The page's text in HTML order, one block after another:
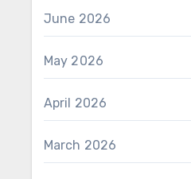
June 2026
May 2026
April 2026
March 2026